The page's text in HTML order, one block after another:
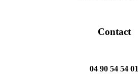
Contact
04 90 54 54 01